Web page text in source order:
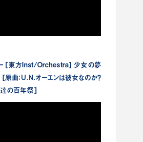
[東方Inst/Orchestra] 少女の夢
曲：U.N.オーエンは彼女なのか？
の百年祭]